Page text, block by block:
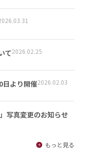
て2026.02.25
日より開催2026.02.03
写真変更のお知らせ
もっと見る